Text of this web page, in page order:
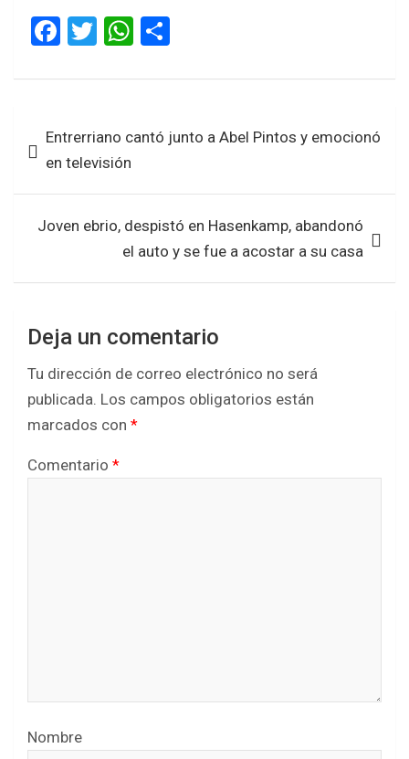
F
ce
o
o
k
T
tt
W
at
A
p
ar
de Entrerriano cantó junto a Abel Pintos y emocionó
en televisión
Joven ebrio, despistó en Hasenkamp, abandonó
el auto y se fue a acostar a su casa
Deja un comentario
Tu dirección de correo electrónico no será
publicada. Los campos obligatorios están
marcados con *
Comentario *
Nombre